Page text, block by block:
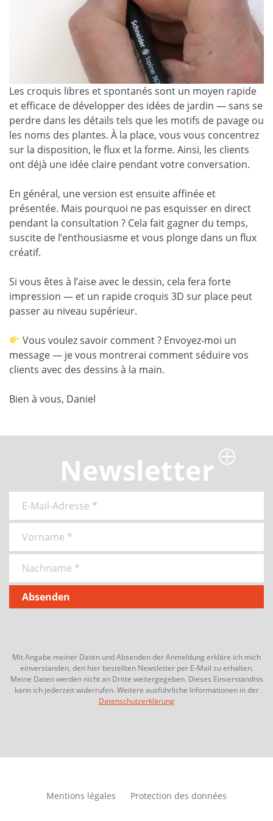
Les croquis libres et spontanés sont un moyen rapide
et efficace de développer des idées de jardin — sans se
perdre dans les détails tels que les motifs de pavage ou
les noms des plantes. À la place, vous vous concentrez
sur la disposition, le flux et la forme. Ainsi, les clients
ont déjà une idée claire pendant votre conversation.
En général, une version est ensuite affinée et
présentée. Mais pourquoi ne pas esquisser en direct
pendant la consultation ? Cela fait gagner du temps,
suscite de l’enthousiasme et vous plonge dans un flux
créatif.
Si vous êtes à l’aise avec le dessin, cela fera forte
impression — et un rapide croquis 3D sur place peut
passer au niveau supérieur.
Vous voulez savoir comment ? Envoyez-moi un
message — je vous montrerai comment séduire vos
clients avec des dessins à la main.
Bien à vous, Daniel
Newsletter
Mit Angabe meiner Daten und Absenden der Anmeldung erkläre ich mich
einverstanden, den hier bestellten Newsletter per E-Mail zu erhalten.
Meine Daten werden nicht an Dritte weitergegeben. Dieses Einverständnis
kann ich jederzeit widerrufen. Weitere ausführliche Informationen in der
Datenschutzerklärung
Mentions légales Protection des données